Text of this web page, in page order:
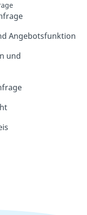
Angebotsfunktion
und